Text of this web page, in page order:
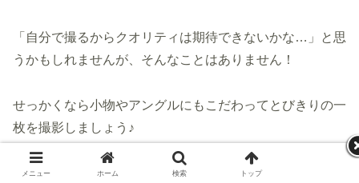
「自分で撮るからクオリティは期待できないかな…」と思
うかもしれませんが、そんなことはありません！
せっかくなら小物やアングルにもこだわってとびきりの一
枚を撮影しましょう♪
セルフマタニティフォトのアイディア
メニュー ホーム 検索 トップ